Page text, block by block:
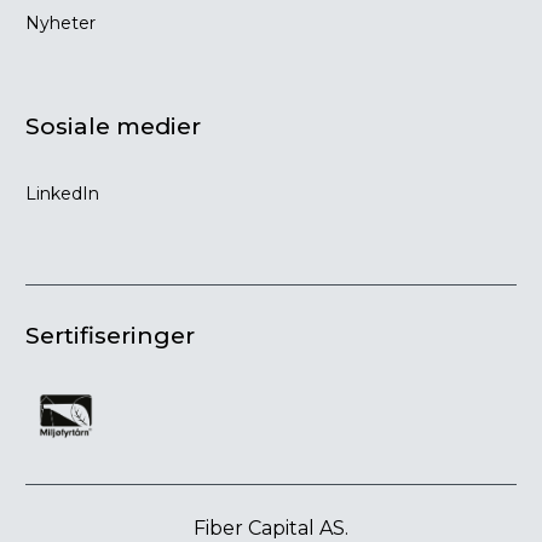
Nyheter
Sosiale medier
LinkedIn
Sertifiseringer
Fiber Capital AS.